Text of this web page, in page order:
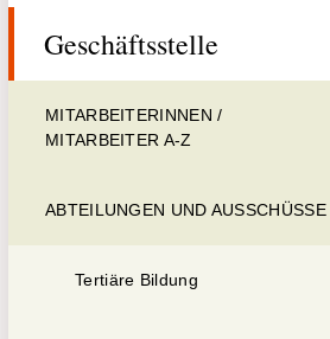
Geschäftsstelle
MITARBEITERINNEN /
MITARBEITER A-Z
ABTEILUNGEN UND AUSSCHÜSSE
Tertiäre Bildung